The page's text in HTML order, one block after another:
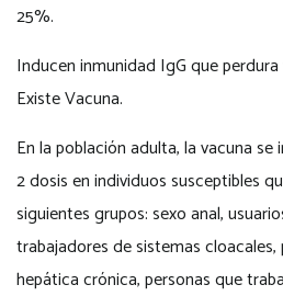
25%.
Inducen inmunidad IgG que
Existe Vacuna.
En la población adulta, la vacuna
2 dosis en individuos susceptibles
siguientes grupos: sexo anal,
trabajadores de sistemas
hepática crónica, personas que